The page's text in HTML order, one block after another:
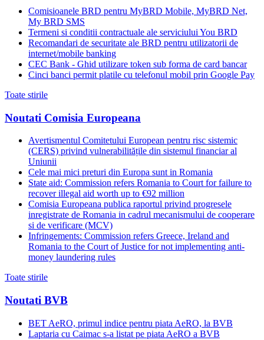
Comisioanele BRD pentru MyBRD Mobile, MyBRD Net,
My BRD SMS
Termeni si conditii contractuale ale serviciului You BRD
Recomandari de securitate ale BRD pentru utilizatorii de
internet/mobile banking
CEC Bank - Ghid utilizare token sub forma de card bancar
Cinci banci permit platile cu telefonul mobil prin Google Pay
Toate stirile
Noutati Comisia Europeana
Avertismentul Comitetului European pentru risc sistemic
(CERS) privind vulnerabilitățile din sistemul financiar al
Uniunii
Cele mai mici preturi din Europa sunt in Romania
State aid: Commission refers Romania to Court for failure to
recover illegal aid worth up to €92 million
Comisia Europeana publica raportul privind progresele
inregistrate de Romania in cadrul mecanismului de cooperare
si de verificare (MCV)
Infringements: Commission refers Greece, Ireland and
Romania to the Court of Justice for not implementing anti-
money laundering rules
Toate stirile
Noutati BVB
BET AeRO, primul indice pentru piata AeRO, la BVB
Laptaria cu Caimac s-a listat pe piata AeRO a BVB